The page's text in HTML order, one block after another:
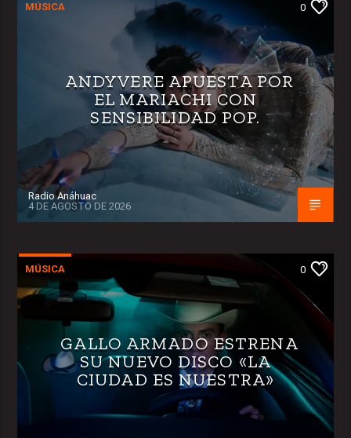
MÚSICA 0
ANDYVERE APUESTA POR
EL MARIACHI CON
SENSIBILIDAD POP.
Radio Anáhuac
4 DE AGOSTO DE 2026
MÚSICA 0
GALLO ARMADO ESTRENA
SU NUEVO DISCO «LA
CIUDAD ES NUESTRA»